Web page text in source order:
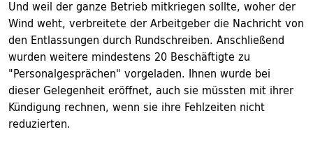
Und weil der ganze Betrieb mitkriegen sollte, woher der
Wind weht, verbreitete der Arbeitgeber die Nachricht von
den Entlassungen durch Rundschreiben. Anschließend
wurden weitere mindestens 20 Beschäftigte zu
"Personalgesprächen" vorgeladen. Ihnen wurde bei
dieser Gelegenheit eröffnet, auch sie müssten mit ihrer
Kündigung rechnen, wenn sie ihre Fehlzeiten nicht
reduzierten.